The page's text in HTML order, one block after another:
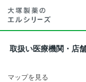
取扱い医療機関・店
マップを見る